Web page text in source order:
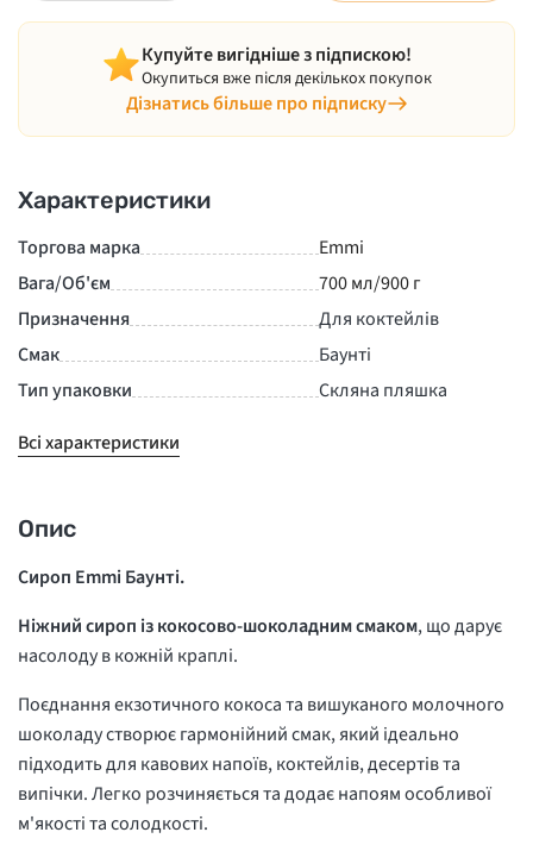
Купуйте вигідніше з підпискою!
Окупиться вже після декількох покупок
Дізнатись більше про підписку
Характеристики
Торгова марка
Emmi
Вага/Об'єм
700 мл/900 г
Призначення
Для коктейлів
Смак
Баунті
Тип упаковки
Скляна пляшка
Всі характеристики
Опис
Сироп Emmi Баунті.
Ніжний сироп із кокосово-шоколадним смаком, що дарує
насолоду в кожній краплі.
Поєднання екзотичного кокоса та вишуканого молочного
шоколаду створює гармонійний смак, який ідеально
підходить для кавових напоїв, коктейлів, десертів та
випічки. Легко розчиняється та додає напоям особливої
м'якості та солодкості.